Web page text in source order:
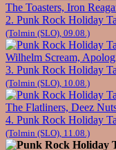
2. Punk Rock Holiday
(Tolmin (SLO), 09.08.)
3. Punk Rock Holiday
(Tolmin (SLO), 10.08.)
4. Punk Rock Holiday
(Tolmin (SLO), 11.08.)